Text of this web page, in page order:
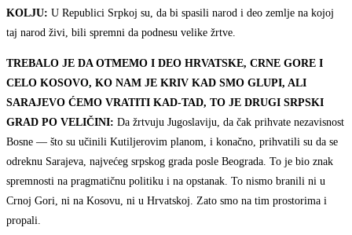
KOLJU: U Republici Srpkoj su, da bi spasili narod i deo zemlje na kojoj
taj narod živi, bili spremni da podnesu velike žrtve.
TREBALO JE DA OTMEMO I DEO HRVATSKE, CRNE GORE I
CELO KOSOVO, KO NAM JE KRIV KAD SMO GLUPI, ALI
SARAJEVO ĆEMO VRATITI KAD-TAD, TO JE DRUGI SRPSKI
GRAD PO VELIČINI: Da žrtvuju Jugoslaviju, da čak prihvate nezavisnost
Bosne — što su učinili Kutiljerovim planom, i konačno, prihvatili su da se
odreknu Sarajeva, najvećeg srpskog grada posle Beograda. To je bio znak
spremnosti na pragmatičnu politiku i na opstanak. To nismo branili ni u
Crnoj Gori, ni na Kosovu, ni u Hrvatskoj. Zato smo na tim prostorima i
propali.